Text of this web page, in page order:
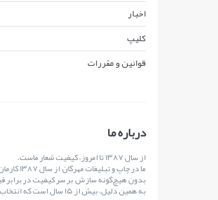
اخبار
کليپ
قوانين و مقررات
درباره ما
از سال ۱۳۸۷ تا امروز، کیفیت شعار ماست.
ما در
بدون هیچ‌گونه سازش بر سر کیفیت در برابر
به همین دلیل، بیش از ۱۵ سال است که انتخاب بسیاری از برندهای مطرح کشور بوده‌ایم.